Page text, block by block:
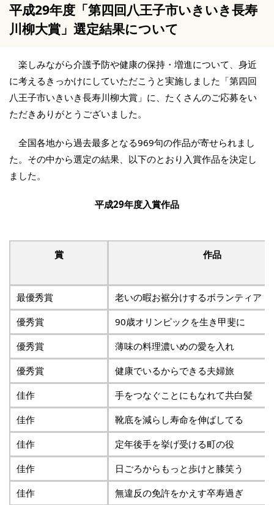
平成29年度「第四回八王子市いきいき長寿
川柳大賞」選定結果について
楽しみながら介護予防や健康の保持・増進について、身近
に考えるきっかけにしていただこうと実施しました「第四回
八王子市いきいき長寿川柳大賞」に、たくさんのご応募をい
ただきありがとうございました。
全国各地から過去最多となる969句の作品が寄せられまし
た。その中から選定の結果、以下のとおり入賞作品を決定し
ました。
平成29年度入賞作品
賞 作品
最優秀賞
老いの暇お裾分けするボランティア
優秀賞
90歳オリンピックを生き甲斐に
優秀賞
薄味の料理濃いめの愛を入れ
優秀賞
健康でいるからできる夫婦旅
佳作
手をつなぐことにもなれて共白髪
佳作
靴底を減らし寿命を伸ばしてる
佳作
定年後手を挙げ受ける町の役
佳作
日ごろからもっと歩けと膝笑う
佳作
無違反の免許をかえす卒寿過ぎ